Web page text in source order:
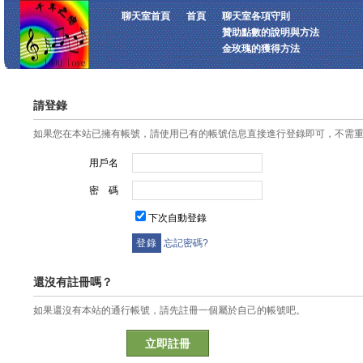
聊天室首頁 首頁
聊天室各項守則
贊助點數的說明與方法
金玫瑰的獲得方法
請登錄
如果您在本站已擁有帳號，請使用已有的帳號信息直接進行登錄即可，不需
用戶名
密 碼
下次自動登錄
忘記密碼?
還沒有註冊嗎？
如果還沒有本站的通行帳號，請先註冊一個屬於自己的帳號吧。
立即註冊